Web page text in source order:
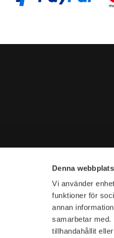
Denna
Vi använder
funktioner för
annan
samarbetar med.
tillhandahållit